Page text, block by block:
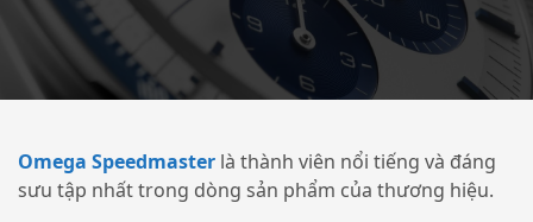
Omega Speedmaster là thành viên nổi tiếng và đáng
sưu tập nhất trong dòng sản phẩm của thương hiệu.